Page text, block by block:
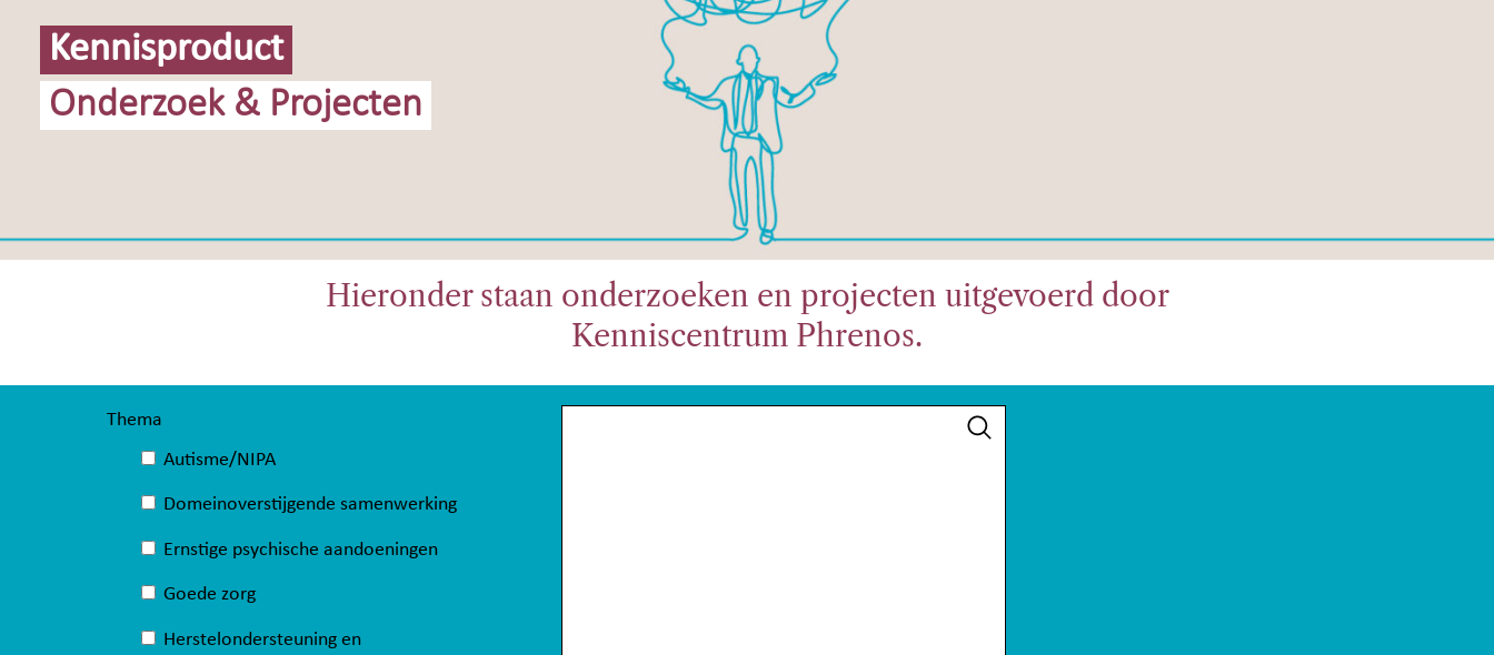
Kennisproduct
Onderzoek & Projecten
Hieronder staan onderzoeken en projecten uitgevoerd door
Kenniscentrum Phrenos.
Thema
Autisme/NIPA
Domeinoverstijgende samenwerking
Ernstige psychische aandoeningen
Goede zorg
Herstelondersteuning en